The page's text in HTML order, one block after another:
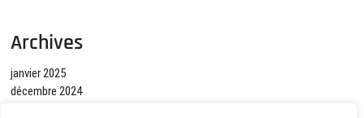
Archives
janvier 2025
décembre 2024